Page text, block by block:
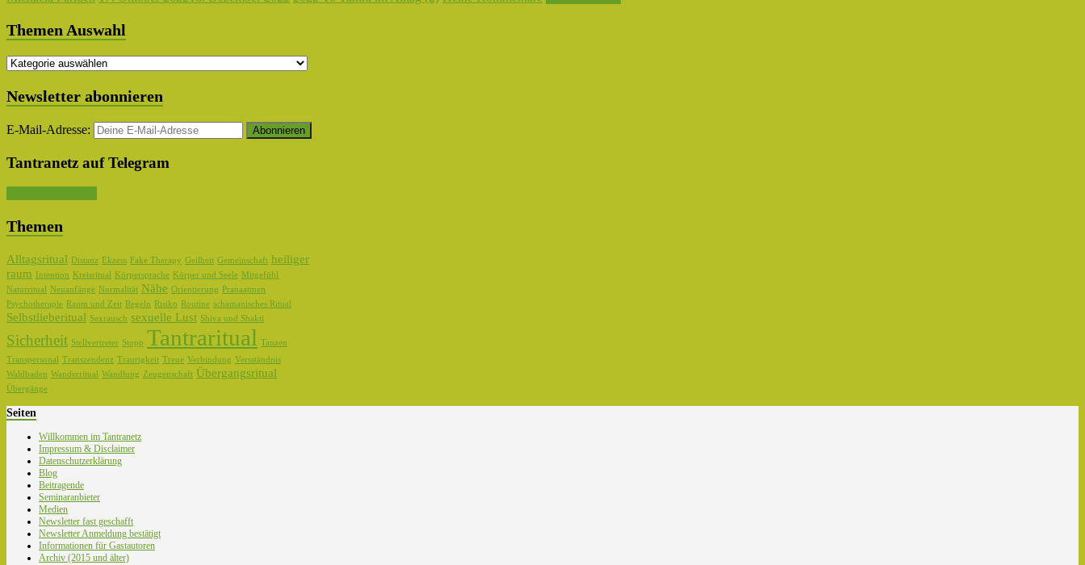
Themen Auswahl
Themen
Newsletter abonnieren
E-Mail-Adresse:
Tantranetz auf Telegram
Themen
Alltagsritual Distanz Ekzess Fake Therapy Geilheit Gemeinschaft heiliger
raum
Intention Kreisritual Körpersprache Körper und Seele Mitgefühl
Naturritual Neuanfänge Normalität Nähe Orientierung
Pranaatmen
Psychotherapie Raum und Zeit Regeln Risiko Routine schamanisches Ritual
Selbstlieberitual Sexrausch sexuelle Lust Shiva und Shakti
Sicherheit Stellvertreter Stopp Tantraritual
Tanzen
Transpersonal Transzendenz Traurigkeit Treue Verbindung Versständnis
Waldbaden Wanderritual Wandlung Zeugenschaft Übergangsritual
Übergänge
Seiten
Willkommen im Tantranetz
Impressum & Disclaimer
Datenschutzerklärung
Blog
Beitragende
Seminaranbieter
Medien
Newsletter fast geschafft
Newsletter Anmeldung bestätigt
Informationen für Gastautoren
Archiv (2015 und älter)